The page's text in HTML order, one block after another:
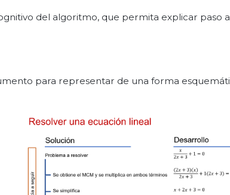
del algoritmo, que permita explicar paso
para representar de una forma